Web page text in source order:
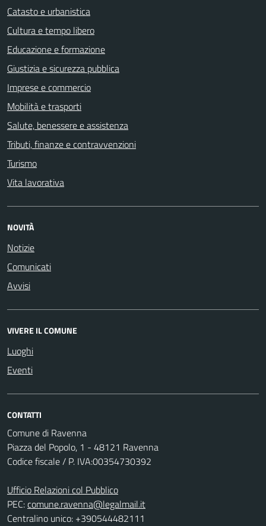
Catasto e urbanistica
Cultura e tempo libero
Educazione e formazione
Giustizia e sicurezza pubblica
Imprese e commercio
Mobilità e trasporti
Salute, benessere e assistenza
Tributi, finanze e contravvenzioni
Turismo
Vita lavorativa
NOVITÀ
Notizie
Comunicati
Avvisi
VIVERE IL COMUNE
Luoghi
Eventi
CONTATTI
Comune di Ravenna
Piazza del Popolo, 1 - 48121 Ravenna
Codice fiscale / P. IVA:00354730392
Ufficio Relazioni col Pubblico
PEC:comune.ravenna@legalmail.it
Centralino unico: +390544482111